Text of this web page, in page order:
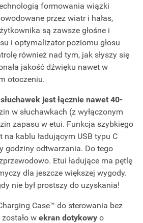
formowania wiązki
przez wiatr i hałas,
są zawsze głośne i
i optymalizator poziomu głosu
również nad tym, jak słyszy się
jakość dźwięku nawet w
otoczeniu.
jest łącznie nawet 40-
w słuchawkach (z wyłączonym
zapasu w etui. Funkcja szybkiego
na kablu ładującym USB typu C
godziny odtwarzania. Do tego
Etui ładujące ma pętlę
dla jeszcze większej wygody.
nie był prostszy do uzyskania!
Case™ do sterowania bez
w ekran dotykowy o